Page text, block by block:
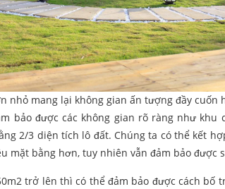
nhỏ mang lại không gian ấn tượng đầy cuốn
bảo được các không gian rõ ràng như khu
2/3 diện tích lô đất. Chúng ta có thể kết
mặt bằng hơn, tuy nhiên vẫn đảm bảo được
trở lên thì có thể đảm bảo được cách bố